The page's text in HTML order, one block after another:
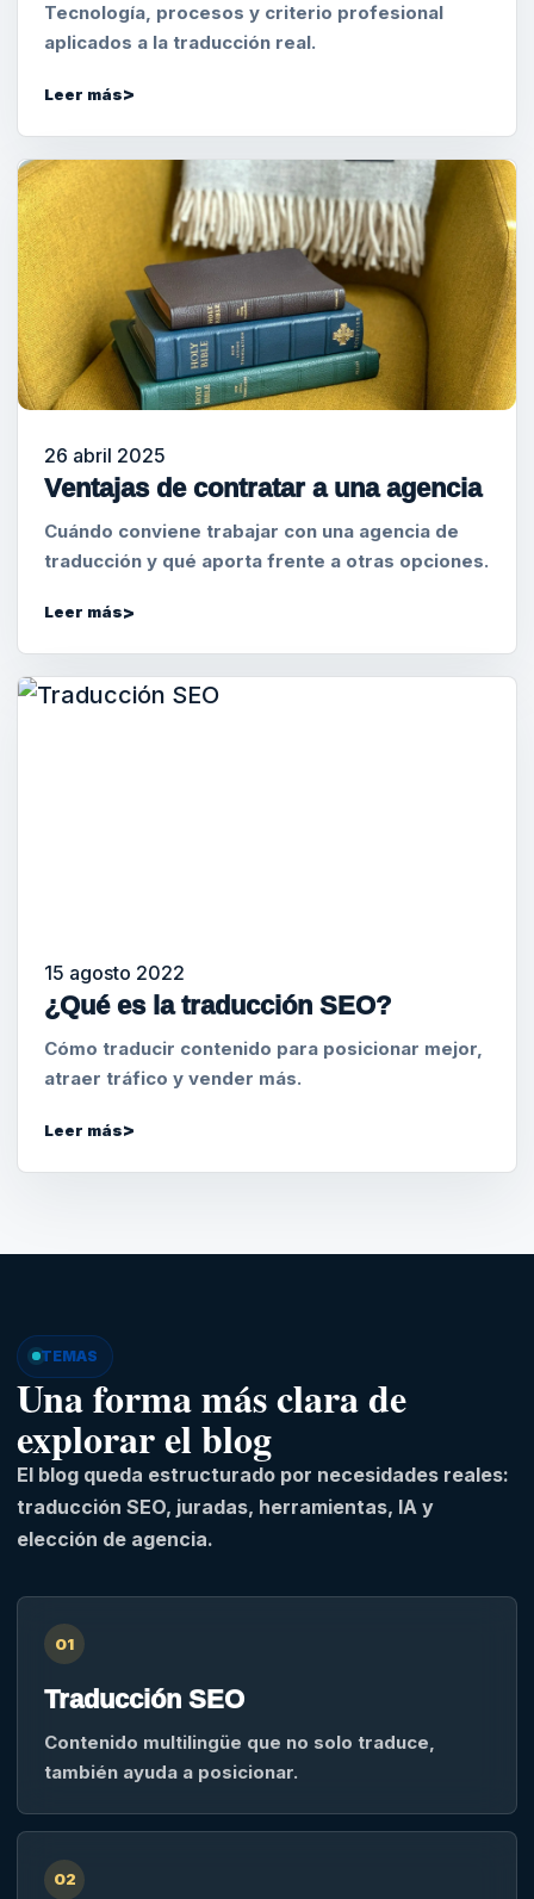
Tecnología, procesos y criterio profesional
aplicados a la traducción real.
Leer más
26 abril 2025
Ventajas de contratar a una agencia
Cuándo conviene trabajar con una agencia de
traducción y qué aporta frente a otras opciones.
Leer más
15 agosto 2022
¿Qué es la traducción SEO?
Cómo traducir contenido para posicionar mejor,
atraer tráfico y vender más.
Leer más
TEMAS
Una forma más clara de
explorar el blog
El blog queda estructurado por necesidades reales:
traducción SEO, juradas, herramientas, IA y
elección de agencia.
01
Traducción SEO
Contenido multilingüe que no solo traduce,
también ayuda a posicionar.
02